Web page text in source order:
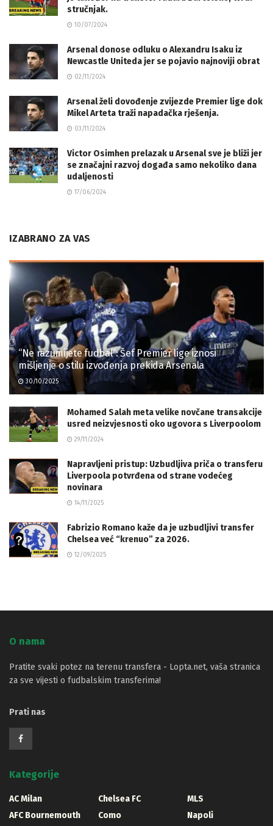
stručnjak.
10/07/2024
Arsenal donose odluku o Alexandru Isaku iz
Newcastle Uniteda jer se pojavio najnoviji obrat
02/11/2024
Arsenal želi dovođenje zvijezde Premier lige dok
Mikel Arteta traži napadačka rješenja.
03/11/2024
Victor Osimhen prelazak u Arsenal sve je bliži jer
se značajni razvoj događa samo nekoliko dana
udaljenosti
17/06/2024
IZABRANO ZA VAS
“Ne razumijete fudbal”: Šef Premier lige iznosi
mišljenje o stilu izvođenja prekida Arsenala
30/10/2025
Mohamed Salah meta velike novčane transakcije
usred neizvjesnosti oko ugovora s Liverpoolom
29/11/2024
Napravljeni pristup: Uzbudljiva priča o transferu
Liverpoola potvrđena od strane vodećeg
novinara
14/11/2025
Fabrizio Romano kaže da je uzbudljivi transfer
Chelsea već “krenuo” za 2026.
12/09/2025
O nama
Pratite svaki potez na terenu transfera - Lopta.net, vaša stranica
za sve vijesti o fudbalskim transferima!
Prati nas
Kategorije
AC Milan
AFC Bournemouth
Chelsea FC
Como
MLS
Napoli